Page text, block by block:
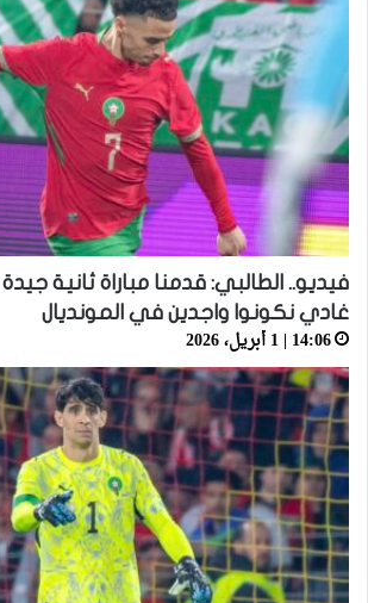
فيديو.. الطالبي: قدمنا مباراة ثانية جيدة
غادي نكونوا واجدين في المونديال
14:06 | 1 أبريل، 2026